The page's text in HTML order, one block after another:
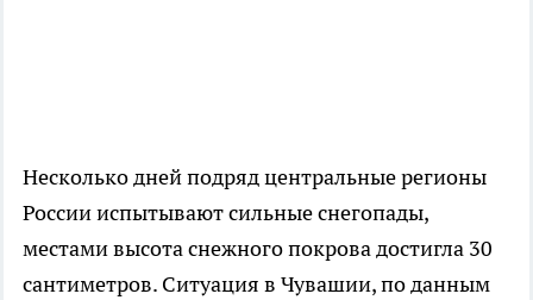
Несколько дней подряд центральные регионы
России испытывают сильные снегопады,
местами высота снежного покрова достигла 30
сантиметров. Ситуация в Чувашии, по данным